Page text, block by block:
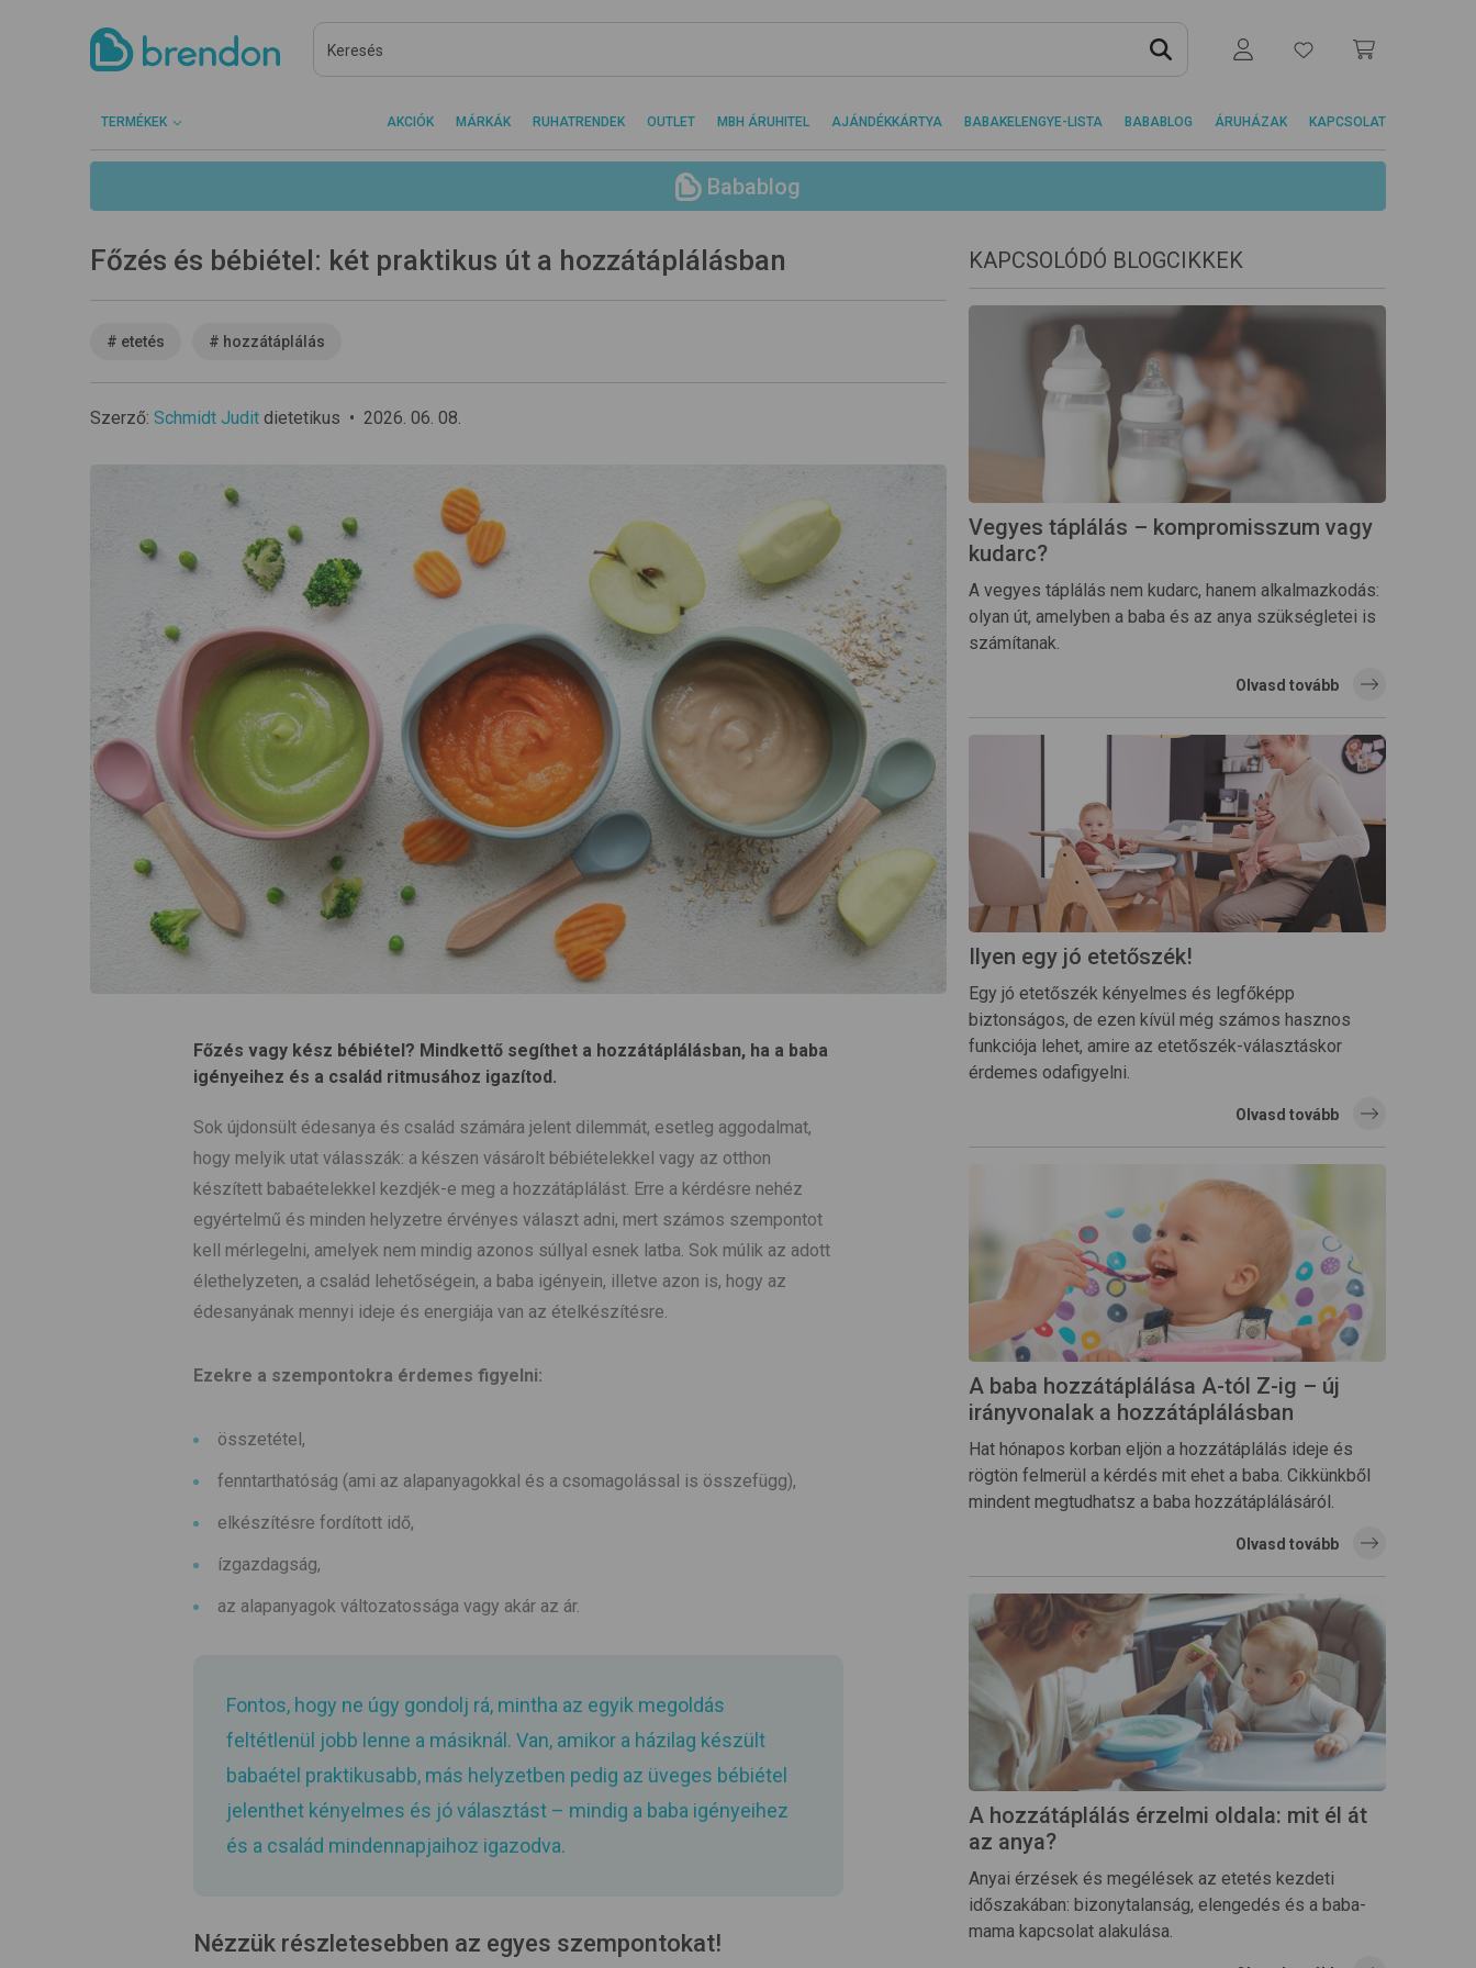
TERMÉKEK AKCIÓK MÁRKÁK RUHATRENDEK OUTLET MBH ÁRUHITEL AJÁNDÉKKÁRTYA BABAKELENGYE-LISTA BABABLOG ÁRUHÁZAK KAPCSOLAT
Babablog
Főzés és bébiétel: két praktikus út a hozzátáplálásban
# etetés # hozzátáplálás
Szerző: Schmidt Judit dietetikus • 2026. 06. 08.
Főzés vagy kész bébiétel? Mindkettő segíthet a hozzátáplálásban, ha a baba
igényeihez és a család ritmusához igazítod.
Sok újdonsült édesanya és család számára jelent dilemmát, esetleg aggodalmat,
hogy melyik utat válasszák: a készen vásárolt bébiételekkel vagy az otthon
készített babaételekkel kezdjék-e meg a hozzátáplálást. Erre a kérdésre nehéz
egyértelmű és minden helyzetre érvényes választ adni, mert számos szempontot
kell mérlegelni, amelyek nem mindig azonos súllyal esnek latba. Sok múlik az adott
élethelyzeten, a család lehetőségein, a baba igényein, illetve azon is, hogy az
édesanyának mennyi ideje és energiája van az ételkészítésre.
Ezekre a szempontokra érdemes figyelni:
összetétel,
fenntarthatóság (ami az alapanyagokkal és a csomagolással is összefügg),
elkészítésre fordított idő,
ízgazdagság,
az alapanyagok változatossága vagy akár az ár.
Fontos, hogy ne úgy gondolj rá, mintha az egyik megoldás
feltétlenül jobb lenne a másiknál. Van, amikor a házilag készült
babaétel praktikusabb, más helyzetben pedig az üveges bébiétel
jelenthet kényelmes és jó választást – mindig a baba igényeihez
és a család mindennapjaihoz igazodva.
Nézzük részletesebben az egyes szempontokat!
KAPCSOLÓDÓ BLOGCIKKEK
Vegyes táplálás – kompromisszum vagy
kudarc?
A vegyes táplálás nem kudarc, hanem alkalmazkodás:
olyan út, amelyben a baba és az anya szükségletei is
számítanak.
Olvasd tovább
Ilyen egy jó etetőszék!
Egy jó etetőszék kényelmes és legfőképp
biztonságos, de ezen kívül még számos hasznos
funkciója lehet, amire az etetőszék-választáskor
érdemes odafigyelni.
Olvasd tovább
A baba hozzátáplálása A-tól Z-ig – új
irányvonalak a hozzátáplálásban
Hat hónapos korban eljön a hozzátáplálás ideje és
rögtön felmerül a kérdés mit ehet a baba. Cikkünkből
mindent megtudhatsz a baba hozzátáplálásáról.
Olvasd tovább
A hozzátáplálás érzelmi oldala: mit él át
az anya?
Anyai érzések és megélések az etetés kezdeti
időszakában: bizonytalanság, elengedés és a baba-
mama kapcsolat alakulása.